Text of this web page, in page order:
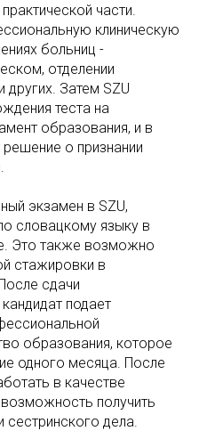
части.
клиническую
больниц -
отделении
других. Затем SZU
теста на
образования, и в
о признании
экзамен в SZU,
словацкому языку в
Это также возможно
стажировки в
сдачи
подает
образования, которое
одного месяца. После
в качестве
получить
сестринского дела.